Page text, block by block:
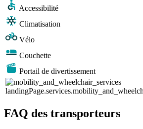
Accessibilité
Climatisation
Vélo
Couchette
Portail de divertissement
FAQ des transporteurs